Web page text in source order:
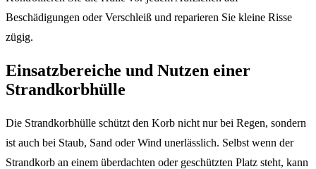
Beschädigungen oder Verschleiß und reparieren Sie kleine Risse
zügig.
Einsatzbereiche und Nutzen einer
Strandkorbhülle
Die Strandkorbhülle schützt den Korb nicht nur bei Regen, sondern
ist auch bei Staub, Sand oder Wind unerlässlich. Selbst wenn der
Strandkorb an einem überdachten oder geschützten Platz steht, kann